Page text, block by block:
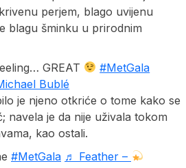
perjem, blago uvijenu
blagu šminku u prirodnim
GREAT
#MetGala
Bublé
je njeno otkriće o tome kako se
navela je da nije uživala tokom
kao ostali.
#MetGala ♬ Feather –